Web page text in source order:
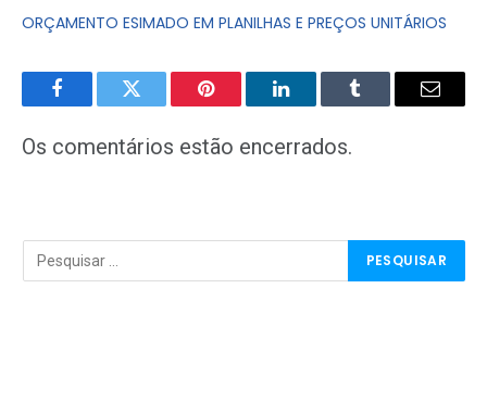
ORÇAMENTO ESIMADO EM PLANILHAS E PREÇOS UNITÁRIOS
FacebookTwitter Pinterest LinkedInTumblr
E-
Os comentários estão encerrados.